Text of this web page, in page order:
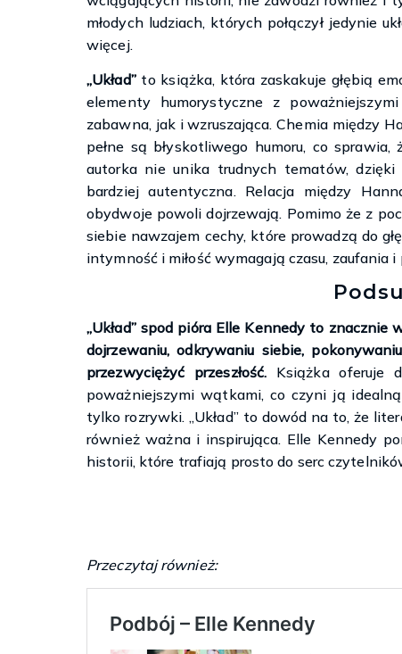
młodych ludziach, których połączył jedynie
więcej.
„Układ”to książka, która zaskakuje głębią
elementy humorystyczne z
zabawna, jak i wzruszająca. Chemia między
pełne są błyskotliwego humoru, co
autorka nie unika trudnych tematów,
bardziej autentyczna. Relacja między
obydwoje powoli dojrzewają. Pomimo że z
siebie nawzajem cechy, które prowadzą do
intymność i miłość wymagają czasu, zaufania
„Układ” spod pióra Elle Kennedy to
dojrzewaniu, odkrywaniu siebie,
przezwyciężyć przeszłość. Książka oferuje
poważniejszymi wątkami, co czyni ją
tylko rozrywki. „Układ” to dowód na to, że
również ważna i inspirująca. Elle Kennedy
historii, które trafiają prosto do serc
Przeczytaj również: